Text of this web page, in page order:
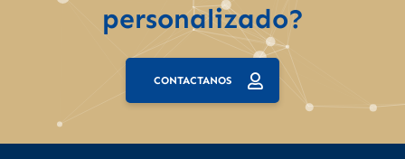
personalizado?
CONTACTANOS